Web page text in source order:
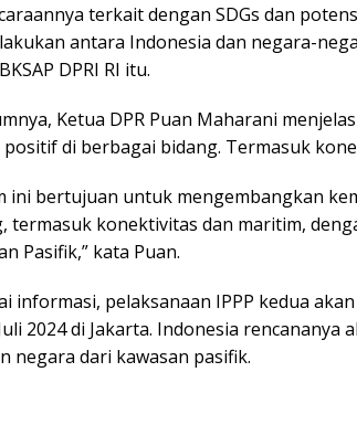
terkait dengan SDGs dan
antara Indonesia dan negara-
DPRI RI itu.
Ketua DPR Puan Maharani
di berbagai bidang. Termasuk
ini bertujuan untuk mengembangkan
termasuk konektivitas dan maritim,
Pasifik,” kata Puan.
informasi, pelaksanaan IPPP kedua
2024 di Jakarta. Indonesia rencananya
negara dari kawasan pasifik.